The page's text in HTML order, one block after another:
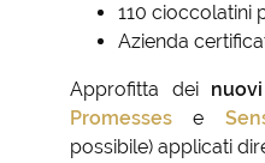
110 cioccolatini
Azienda
Approfitta dei
Promesses e
possibile) applicati